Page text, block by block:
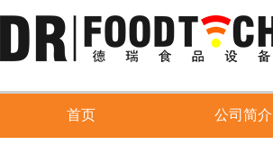
首页 公司简介